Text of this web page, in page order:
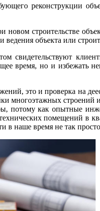
реконструкции
новом строительстве
ведения объекта или
свидетельствуют
время, но и избежать
это и проверка на
многоэтажных строений
потому как опытные
помещений в
в наше время не так